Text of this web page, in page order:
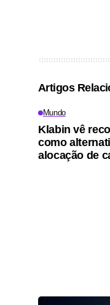
Artigos
Mundo
Klabin vê
como
alocação de